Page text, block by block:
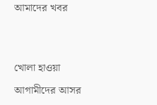
আমাদের খবর
খোলা হাওয়া
আগামীদের আসর